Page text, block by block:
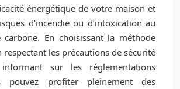
énergétique de votre maison et
d’incendie ou d’intoxication au
carbone. En choisissant la méthode
respectant les précautions de sécurité
sur les réglementations
pouvez profiter pleinement des